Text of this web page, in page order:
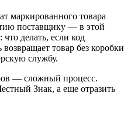
маркированного товара
поставщику — в этой
что делать, если код
товар без коробки
службу.
— сложный процесс.
Знак, а еще отразить